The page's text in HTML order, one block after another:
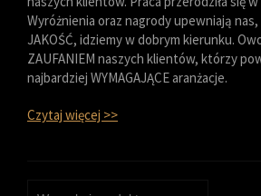
Wyróżnienia oraz nagrody upewniają
JAKOŚĆ, idziemy w dobrym kierunku.
ZAUFANIEM naszych klientów, którzy
najbardziej WYMAGAJĄCE aranżacje.
Czytaj więcej >>